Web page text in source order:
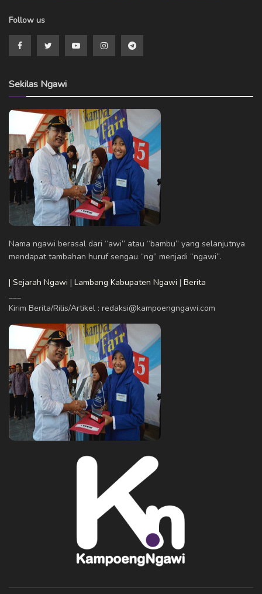
Follow us
Sekilas Ngawi
Nama ngawi berasal dari “awi” atau “bambu” yang selanjutnya
mendapat tambahan huruf sengau “ng” menjadi “ngawi”.
| Sejarah Ngawi | Lambang Kabupaten Ngawi | Berita
___
Kirim Berita/Rilis/Artikel : redaksi@kampoengngawi.com